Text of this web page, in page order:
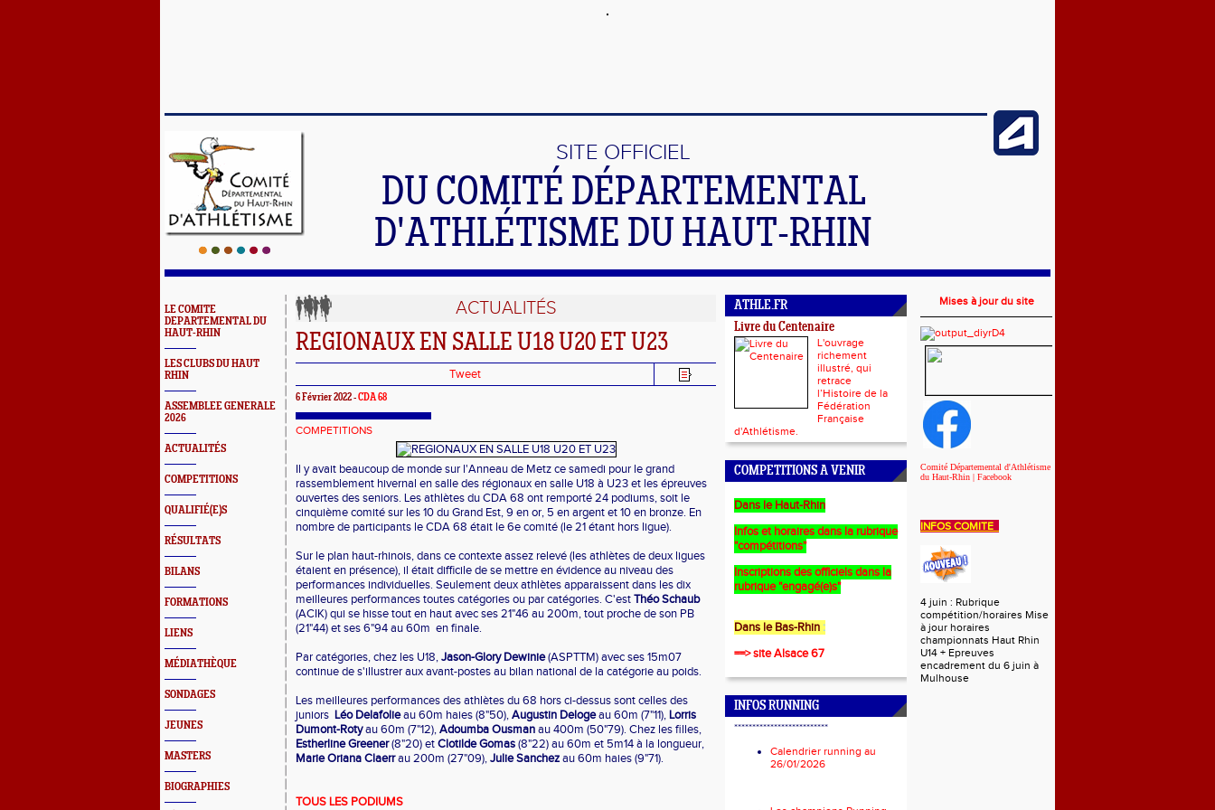
SITE OFFICIEL
DU COMITÉ DÉPARTEMENTAL
D'ATHLÉTISME DU HAUT-RHIN
LE COMITE
DEPARTEMENTAL DU
HAUT-RHIN
LES CLUBS DU HAUT
RHIN
ASSEMBLEE GENERALE
2026
ACTUALITÉS
COMPETITIONS
QUALIFIÉ(E)S
RÉSULTATS
BILANS
FORMATIONS
LIENS
MÉDIATHÈQUE
SONDAGES
JEUNES
MASTERS
BIOGRAPHIES
ACTUALITÉS
REGIONAUX EN SALLE U18 U20 ET U23
Tweet
6 Février 2022 -CDA 68
COMPETITIONS
Il y avait beaucoup de monde sur l'Anneau de Metz ce samedi pour le grand
rassemblement hivernal en salle des régionaux en salle U18 à U23 et les épreuves
ouvertes des seniors. Les athlètes du CDA 68 ont remporté 24 podiums, soit le
cinquième comité sur les 10 du Grand Est, 9 en or, 5 en argent et 10 en bronze. En
nombre de participants le CDA 68 était le 6e comité (le 21 étant hors ligue).
Sur le plan haut-rhinois, dans ce contexte assez relevé (les athlètes de deux ligues
étaient en présence), il était difficile de se mettre en évidence au niveau des
performances individuelles. Seulement deux athlètes apparaissent dans les dix
meilleures performances toutes catégories ou par catégories. C'estThéo Schaub
(ACIK) qui se hisse tout en haut avec ses 21"46 au 200m, tout proche de son PB
(21"44) et ses 6"94 au 60m en finale.
Par catégories, chez les U18,Jason-Glory Dewinie(ASPTTM) avec ses 15m07
continue de s'illustrer aux avant-postes au bilan national de la catégorie au poids.
Les meilleures performances des athlètes du 68 hors ci-dessus sont celles des
juniors Léo Delafolieau 60m haies (8"50),Augustin Delogeau 60m (7"11), Lorris
Dumont-Rotyau 60m (7"12),Adoumba Ousmanau 400m (50"79). Chez les filles,
Estherline Greener(8"20) etClotilde Gomas(8"22) au 60m et 5m14 à la longueur,
Marie Oriana Claerrau 200m (27"09),Julie Sanchezau 60m haies (9"71).
TOUS LES PODIUMS
ATHLE.FR
Livre du Centenaire
L'ouvrage
richement
illustré, qui
retrace
l’Histoire de la
Fédération
Française
d'Athlétisme.
COMPETITIONS A VENIR
Dans le Haut-Rhin
Infos et horaires dans la rubrique
"compétitions"
Inscriptions des officiels dans la
rubrique "engagé(e)s"
Dans le Bas-Rhin :
==> site Alsace 67
INFOS RUNNING
**************************
Calendrier running au
26/01/2026
Mises à jour du site
Comité Départemental d'Athlétisme
du Haut-Rhin | Facebook
INFOS COMITE
4 juin : Rubrique
compétition/horaires Mise
à jour horaires
championnats Haut Rhin
U14 + Epreuves
encadrement du 6 juin à
Mulhouse